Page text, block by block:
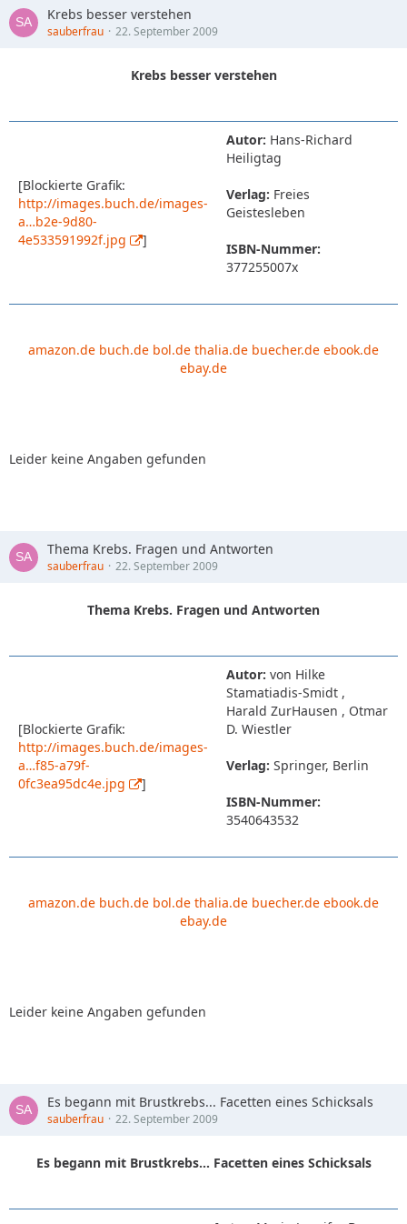
Krebs besser verstehen
sauberfrau 22. September 2009
Krebs besser verstehen
[Blockierte Grafik:
http://images.buch.de/images-
a…b2e-9d80-
4e533591992f.jpg
]
Autor: Hans-Richard
Heiligtag
Verlag: Freies
Geistesleben
ISBN-Nummer:
377255007x
amazon.de buch.de bol.de thalia.de buecher.de ebook.de
ebay.de
Leider keine Angaben gefunden
Thema Krebs. Fragen und Antworten
sauberfrau 22. September 2009
Thema Krebs. Fragen und Antworten
[Blockierte Grafik:
http://images.buch.de/images-
a…f85-a79f-
0fc3ea95dc4e.jpg
]
Autor: von Hilke
Stamatiadis-Smidt ,
Harald ZurHausen , Otmar
D. Wiestler
Verlag: Springer, Berlin
ISBN-Nummer:
3540643532
amazon.de buch.de bol.de thalia.de buecher.de ebook.de
ebay.de
Leider keine Angaben gefunden
Es begann mit Brustkrebs... Facetten eines Schicksals
sauberfrau 22. September 2009
Es begann mit Brustkrebs... Facetten eines Schicksals